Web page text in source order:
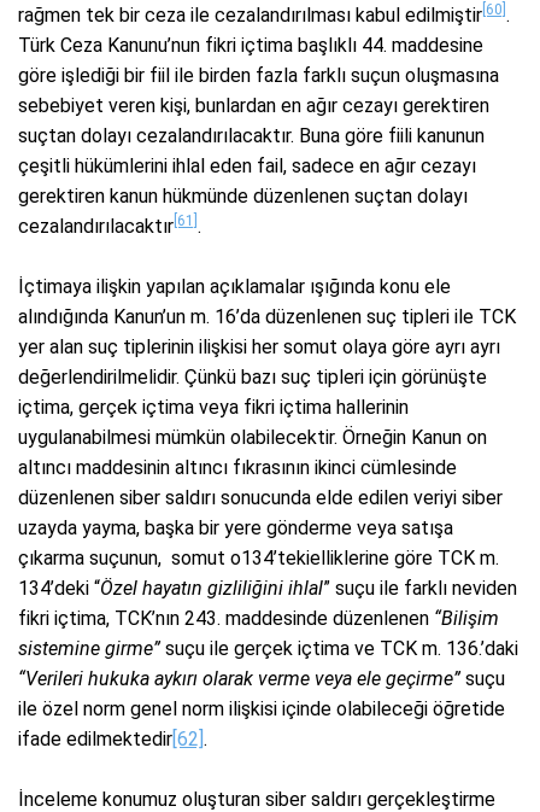
rağmen tek bir ceza ile cezalandırılması kabul edilmiştir [60] .
Türk Ceza Kanunu’nun fikri içtima başlıklı 44. maddesine
göre işlediği bir fiil ile birden fazla farklı suçun oluşmasına
sebebiyet veren kişi, bunlardan en ağır cezayı gerektiren
suçtan dolayı cezalandırılacaktır. Buna göre fiili kanunun
çeşitli hükümlerini ihlal eden fail, sadece en ağır cezayı
gerektiren kanun hükmünde düzenlenen suçtan dolayı
cezalandırılacaktır [61] .
İçtimaya ilişkin yapılan açıklamalar ışığında konu ele
alındığında Kanun’un m. 16’da düzenlenen suç tipleri ile TCK
yer alan suç tiplerinin ilişkisi her somut olaya göre ayrı ayrı
değerlendirilmelidir. Çünkü bazı suç tipleri için görünüşte
içtima, gerçek içtima veya fikri içtima hallerinin
uygulanabilmesi mümkün olabilecektir. Örneğin Kanun on
altıncı maddesinin altıncı fıkrasının ikinci cümlesinde
düzenlenen siber saldırı sonucunda elde edilen veriyi siber
uzayda yayma, başka bir yere gönderme veya satışa
çıkarma suçunun, somut o134’tekielliklerine göre TCK m.
134’deki “Özel hayatın gizliliğini ihlal” suçu ile farklı neviden
fikri içtima, TCK’nın 243. maddesinde düzenlenen “Bilişim
sistemine girme”suçu ile gerçek içtima ve TCK m. 136.’daki
“Verileri hukuka aykırı olarak verme veya ele geçirme”suçu
ile özel norm genel norm ilişkisi içinde olabileceği öğretide
ifade edilmektedir[62] .
İnceleme konumuz oluşturan siber saldırı gerçekleştirme